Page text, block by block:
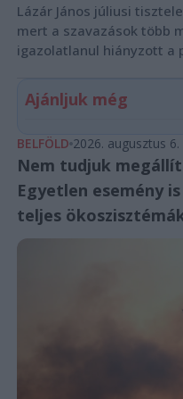
Lázár János júliusi
mert a szavazások több
igazolatlanul hiányzott a
Ajánljuk még
BELFÖLD 2026. augusztus 6.
Nem tudjuk
Egyetlen esemény
teljes